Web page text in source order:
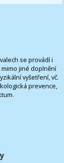
se provádí i
jiné doplnění
vyšetření, vč.
prevence,